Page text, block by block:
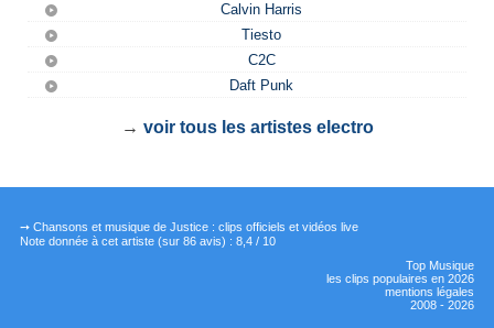
Calvin Harris
Tiesto
C2C
Daft Punk
→ voir tous les artistes electro
➙ Chansons et musique de Justice : clips officiels et vidéos live
Note donnée à cet artiste(sur 86avis) : 8,4/ 10
Top Musique
les clips populaires en 2026
mentions légales
2008 - 2026